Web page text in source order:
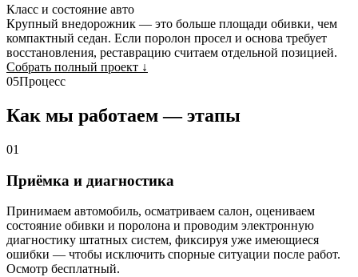
Класс и состояние авто
Крупный внедорожник — это больше площади обивки, чем
компактный седан. Если поролон просел и основа требует
восстановления, реставрацию считаем отдельной позицией.
Собрать полный проект ↓
05Процесс
Как мы работаем — этапы
01
Приёмка и диагностика
Принимаем автомобиль, осматриваем салон, оцениваем
состояние обивки и поролона и проводим электронную
диагностику штатных систем, фиксируя уже имеющиеся
ошибки — чтобы исключить спорные ситуации после работ.
Осмотр бесплатный.